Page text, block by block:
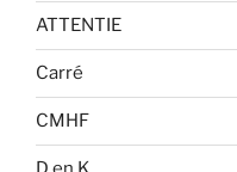
ATTENTIE
Carré
CMHF